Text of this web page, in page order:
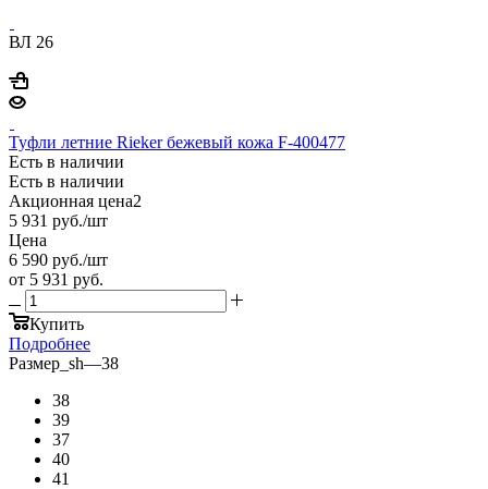
ВЛ 26
Туфли летние Rieker бежевый кожа F-400477
Есть в наличии
Есть в наличии
Акционная цена2
5 931 руб./шт
Цена
6 590 руб./шт
от 5 931 руб.
Купить
Подробнее
Размер_sh—38
38
39
37
40
41